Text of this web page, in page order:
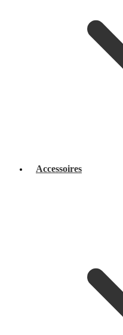
Accessoires